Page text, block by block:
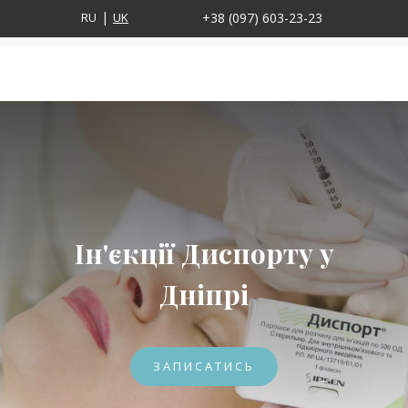
RU UK +38 (097) 603-23-23
Ін'єкції Диспорту у
Дніпрі
ЗАПИСАТИСЬ